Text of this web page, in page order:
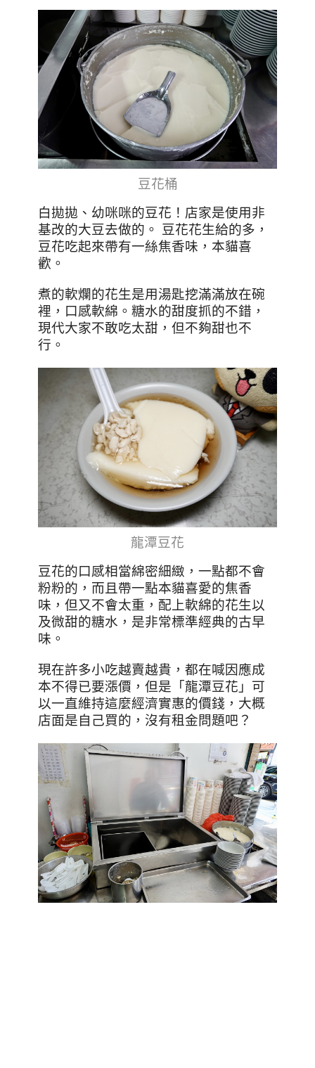
豆花桶
白拋拋、幼咪咪的豆花！店家是使用非
基改的大豆去做的。 豆花花生給的多，
豆花吃起來帶有一絲焦香味，本貓喜
歡。
煮的軟爛的花生是用湯匙挖滿滿放在碗
裡，口感軟綿。糖水的甜度抓的不錯，
現代大家不敢吃太甜，但不夠甜也不
行。
龍潭豆花
豆花的口感相當綿密細緻，一點都不會
粉粉的，而且帶一點本貓喜愛的焦香
味，但又不會太重，配上軟綿的花生以
及微甜的糖水，是非常標準經典的古早
味。
現在許多小吃越賣越貴，都在喊因應成
本不得已要漲價，但是「龍潭豆花」可
以一直維持這麼經濟實惠的價錢，大概
店面是自己買的，沒有租金問題吧？